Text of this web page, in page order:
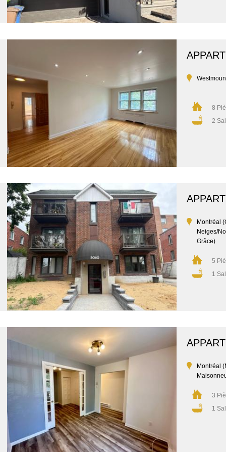
8
2
Montréal
Neiges/
Grâce)
5
1
Montréal
3
1